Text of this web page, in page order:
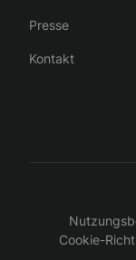
Presse
Kontakt
Cookie-